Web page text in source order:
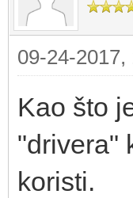
09-24-2017,
Kao što
"drivera"
koristi.